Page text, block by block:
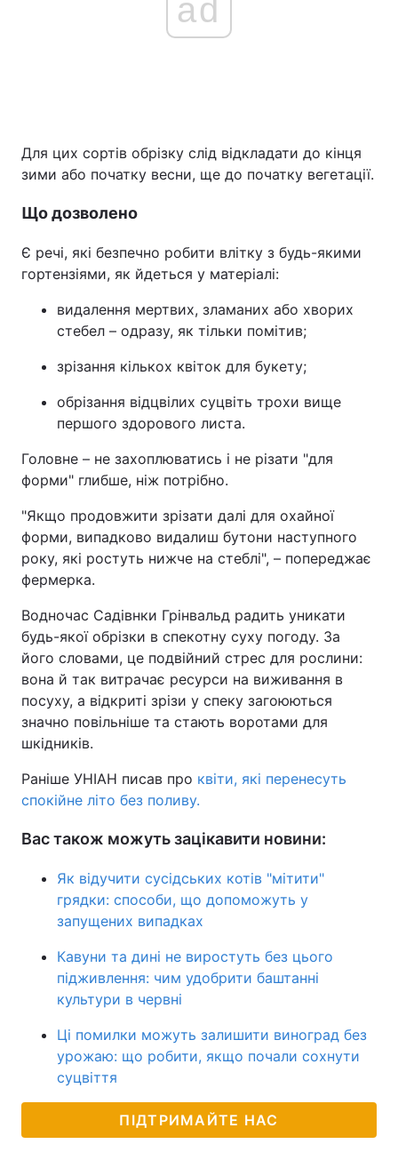
ad
Для цих сортів обрізку слід відкладати до кінця
зими або початку весни, ще до початку вегетації.
Що дозволено
Є речі, які безпечно робити влітку з будь-якими
гортензіями, як йдеться у матеріалі:
видалення мертвих, зламаних або хворих
стебел – одразу, як тільки помітив;
зрізання кількох квіток для букету;
обрізання відцвілих суцвіть трохи вище
першого здорового листа.
Головне – не захоплюватись і не різати "для
форми" глибше, ніж потрібно.
"Якщо продовжити зрізати далі для охайної
форми, випадково видалиш бутони наступного
року, які ростуть нижче на стеблі", – попереджає
фермерка.
Водночас Садівнки Грінвальд радить уникати
будь-якої обрізки в спекотну суху погоду. За
його словами, це подвійний стрес для рослини:
вона й так витрачає ресурси на виживання в
посуху, а відкриті зрізи у спеку загоюються
значно повільніше та стають воротами для
шкідників.
Раніше УНІАН писав про квіти, які перенесуть
спокійне літо без поливу.
Вас також можуть зацікавити новини:
Як відучити сусідських котів "мітити"
грядки: способи, що допоможуть у
запущених випадках
Кавуни та дині не виростуть без цього
підживлення: чим удобрити баштанні
культури в червні
Ці помилки можуть залишити виноград без
урожаю: що робити, якщо почали сохнути
суцвіття
ПІДТРИМАЙТЕ НАС